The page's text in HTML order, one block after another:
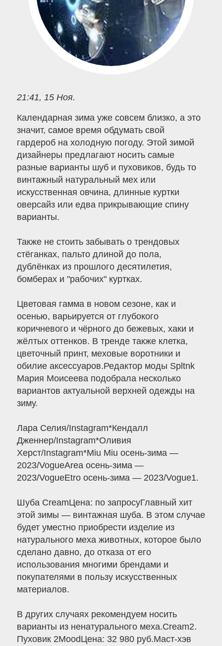
21:41, 15 Ноя.
Календарная зима уже совсем близко, а это
значит, самое время обдумать свой
гардероб на холодную погоду. Этой зимой
дизайнеры предлагают носить самые
разные варианты шуб и пуховиков, будь то
винтажный натуральный мех или
искусственная овчина, длинные куртки
оверсайз или едва прикрывающие спину
варианты.
Также не стоить забывать о трендовых
стёганках, пальто длиной до пола,
дублёнках из прошлого десятилетия,
бомберах и "рабочих" куртках.
Цветовая гамма в новом сезоне, как и
осенью, варьируется от глубокого
коричневого и чёрного до бежевых, хаки и
жёлтых оттенков. В тренде также клетка,
цветочный принт, меховые воротники и
обилие аксессуаров.Редактор моды Spltnk
Мария Моисеева подобрала несколько
вариантов актуальной верхней одежды на
зиму.
Лара Селия/Instagram*Кендалл
Дженнер/Instagram*Оливия
Херст/Instagram*Miu Miu осень-зима —
2023/VogueArea осень-зима —
2023/VogueEtro осень-зима — 2023/Vogue1.
Шуба CreamЦена: по запросуГлавный хит
этой зимы — винтажная шуба. В этом случае
будет уместно приобрести изделие из
натурального меха животных, которое было
сделано давно, до отказа от его
использования многими брендами и
покупателями в пользу искусственных
материалов.
В других случаях рекомендуем носить
варианты из ненатурального меха.Cream2.
Пуховик 2MoodЦена: 32 980 руб.Маст-хэв